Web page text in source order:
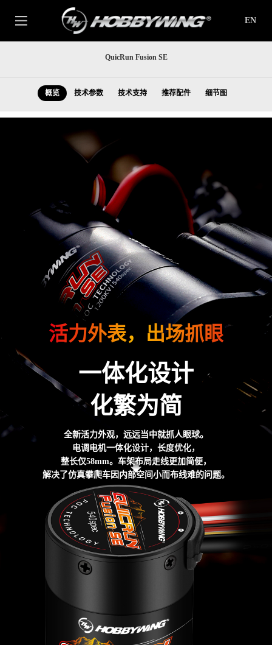
EN
QuicRun Fusion SE
概览 技术参数 技术支持 推荐配件 细节图
活力外表，出场抓眼
一体化设计
化繁为简
全新活力外观，远远当中就抓人眼球。
电调电机一体化设计，长度优化，
整长仅58mm。车架布局走线更加简便，
解决了仿真攀爬车因内部空间小而布线难的问题。